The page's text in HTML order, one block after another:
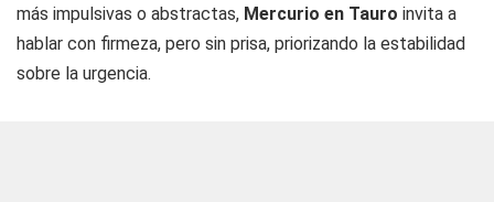
más impulsivas o abstractas, Mercurio en Tauro invita a
hablar con firmeza, pero sin prisa, priorizando la estabilidad
sobre la urgencia.